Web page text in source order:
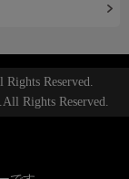
Reserved.
Rights Reserved.